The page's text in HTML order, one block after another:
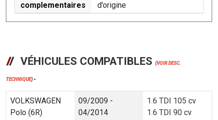
complementaires
d’origine
VÉHICULES COMPATIBLES (VOIR DESC.
TECHNIQUE) *
VOLKSWAGEN
Polo (6R)
09/2009 -
04/2014
1.6 TDI 105 cv
1.6 TDI 90 cv